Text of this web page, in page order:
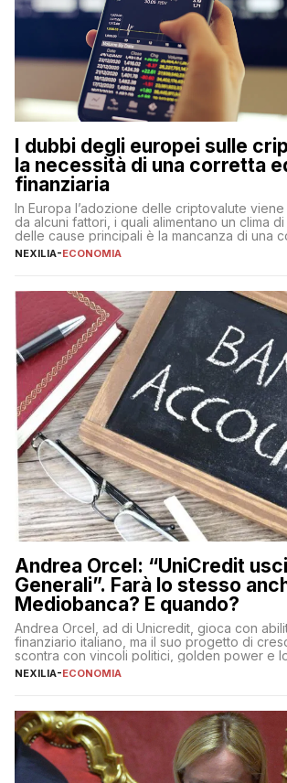
I dubbi degli europei sulle
la necessità di una corretta
finanziaria
In Europa l’adozione delle criptovalute
da alcuni fattori, i quali alimentano un clima
delle cause principali è la mancanza di una
educazione finanziaria, che impedisce ad
sulle criptovalute: […]
NEXILIA-ECONOMIA
Andrea Orcel: “UniCredit
Generali”. Farà lo stesso
Mediobanca? E quando?
Andrea Orcel, ad di Unicredit, gioca con
finanziario italiano, ma il suo progetto di
scontra con vincoli politici, golden power e
protezionistiche. Orcel e la mossa su
NEXILIA-ECONOMIA